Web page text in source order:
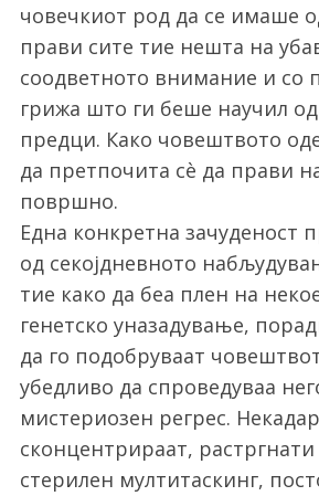
човечкиот род да се имаше
прави сите тие нешта на
соодветното внимание и со
грижа што ги беше научил
предци. Како човештвото
да претпочита сè да прави
површно.
Една конкретна зачуденост
од секојдневното
тие како да беа плен на
генетско уназадување,
да го подобруваат
убедливо да спроведуваа
мистериозен регрес.
сконцентрираат,
стерилен мултитаскинг,